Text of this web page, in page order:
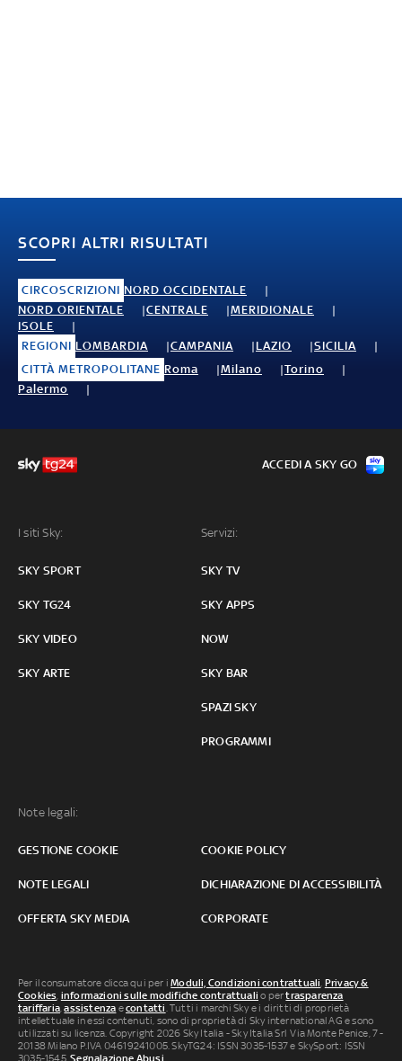
SCOPRI ALTRI RISULTATI
CIRCOSCRIZIONI NORD OCCIDENTALE
NORD ORIENTALE
CENTRALE
MERIDIONALE
ISOLE
REGIONI LOMBARDIA CAMPANIA LAZIO
SICILIA
CITTÀ METROPOLITANE Roma Milano
Torino
Palermo
I siti Sky:
SKY SPORT
SKY TG24
SKY VIDEO
SKY ARTE
Servizi:
SKY TV
SKY APPS
NOW
SKY BAR
SPAZI SKY
PROGRAMMI
Note legali:
GESTIONE COOKIE COOKIE POLICY
NOTE LEGALI DICHIARAZIONE DI ACCESSIBILITÀ
OFFERTA SKY MEDIA CORPORATE
ACCEDI A SKY GO
Per il consumatore clicca qui per iModuli, Condizioni contrattuali, Privacy &
Cookies, informazioni sulle modifiche contrattuali o pertrasparenza
tariffaria,assistenza econtatti. Tutti i marchi Sky e i diritti di proprietà
intellettuale in essi contenuti, sono di proprietà di Sky international AG e sono
utilizzati su licenza. Copyright 2026 Sky Italia - Sky Italia Srl Via Monte Penice, 7 -
20138 Milano P.IVA 04619241005. SkyTG24: ISSN 3035-1537 e SkySport: ISSN
3035-1545.Segnalazione Abusi